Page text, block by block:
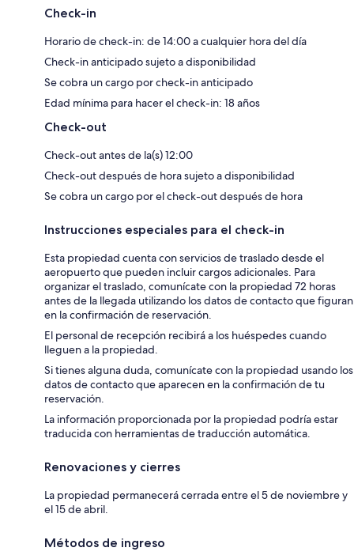
Check-in
Horario de check-in: de 14:00 a cualquier hora del día
Check-in anticipado sujeto a disponibilidad
Se cobra un cargo por check-in anticipado
Edad mínima para hacer el check-in: 18 años
Check-out
Check-out antes de la(s) 12:00
Check-out después de hora sujeto a disponibilidad
Se cobra un cargo por el check-out después de hora
Instrucciones especiales para el check-in
Esta propiedad cuenta con servicios de traslado desde el
aeropuerto que pueden incluir cargos adicionales. Para
organizar el traslado, comunícate con la propiedad 72 horas
antes de la llegada utilizando los datos de contacto que figuran
en la confirmación de reservación.
El personal de recepción recibirá a los huéspedes cuando
lleguen a la propiedad.
Si tienes alguna duda, comunícate con la propiedad usando los
datos de contacto que aparecen en la confirmación de tu
reservación.
La información proporcionada por la propiedad podría estar
traducida con herramientas de traducción automática.
Renovaciones y cierres
La propiedad permanecerá cerrada entre el 5 de noviembre y
el 15 de abril.
Métodos de ingreso